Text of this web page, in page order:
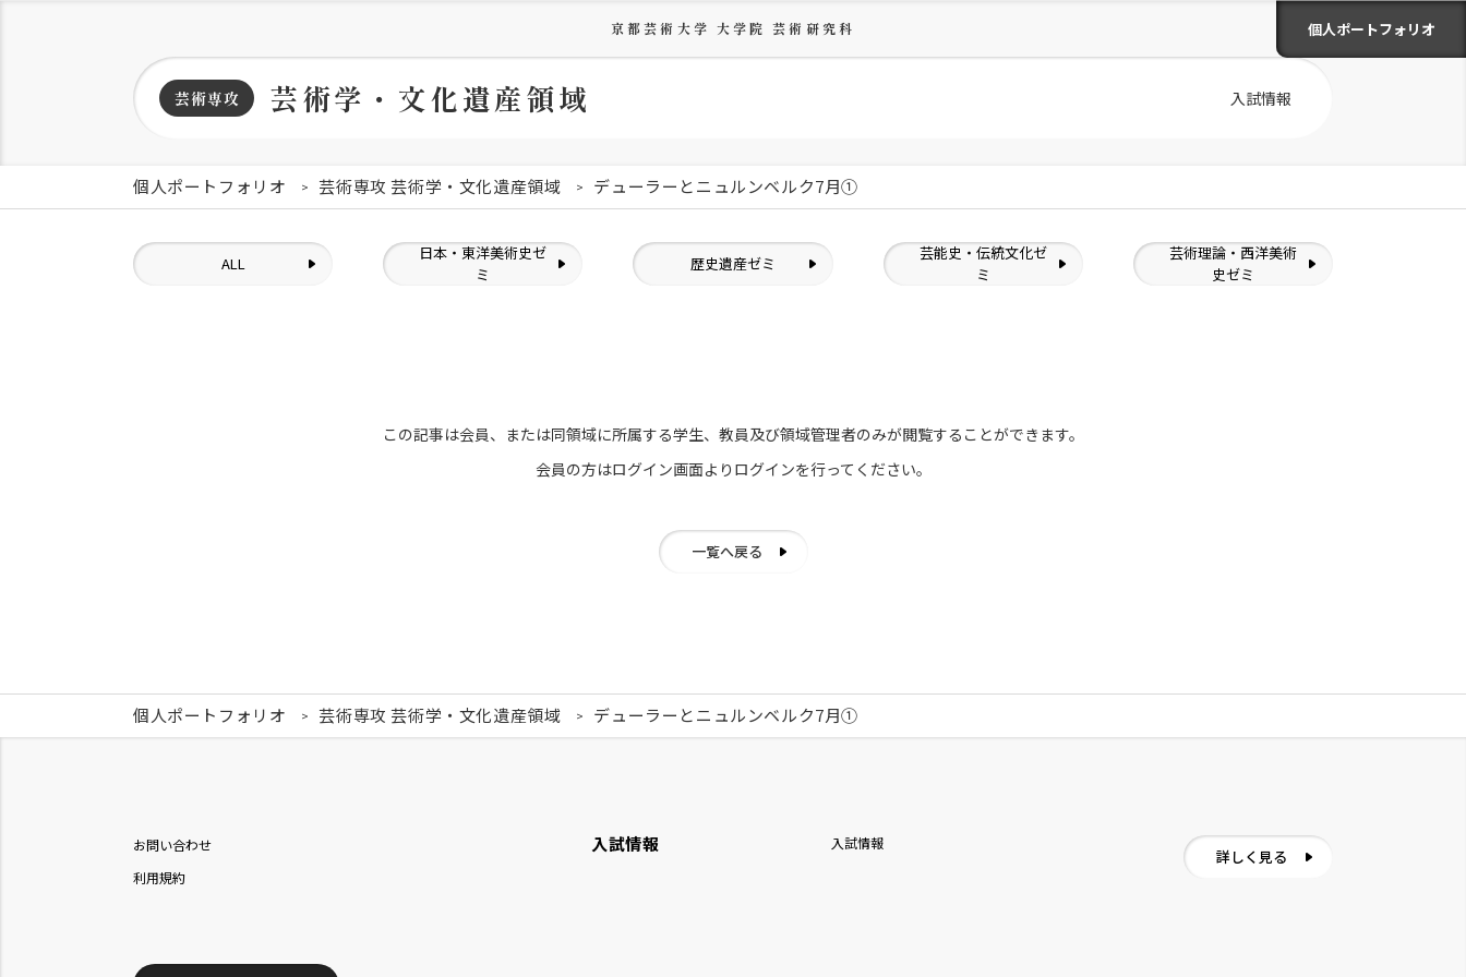
京都芸術大学 大学院 芸術研究科 個人ポートフォリオ
芸術専攻 芸術学・文化遺産領域 入試情報
個人ポートフォリオ 芸術専攻 芸術学・文化遺産領域 デューラーとニュルンベルク7月①
ALL
日本・東洋美術史ゼ
ミ
歴史遺産ゼミ
芸能史・伝統文化ゼ
ミ
芸術理論・西洋美術
史ゼミ
この記事は会員、または同領域に所属する学生、教員及び領域管理者のみが閲覧することができます。
会員の方はログイン画面より ログインを行ってください。
一覧へ戻る
個人ポートフォリオ 芸術専攻 芸術学・文化遺産領域 デューラーとニュルンベルク7月①
お問い合わせ
利用規約
入試情報 入試情報
詳しく見る